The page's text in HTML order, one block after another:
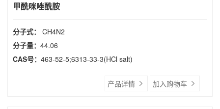
甲酰咪唑酰胺
分子式： CH4N2
分子量： 44.06
CAS号： 463-52-5;6313-33-3(HCl salt)
产品详情 加入购物车